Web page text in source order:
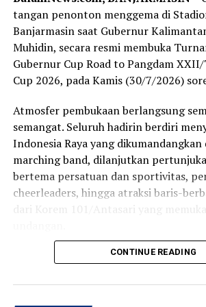
Sementara itu, Kapala Sub Bidang
Kelembaban, Pemerintahan,
Badan Kesbangpol Provinsi Kalsel,
mengatakan, dana bantuan diberikan
parpol tahun ini mengalami kenaikan
menjadi Rp10.000 per suara perolehan
2024. [adv/adpim]
Post Views: 17
Sebarkan
Facebook
Messenger 0 Twitter
tangan penonton menggema di
Banjarmasin saat Gubernur
Muhidin, secara resmi membuka
Gubernur Cup Road to Pangdam
Cup 2026, pada Kamis (30/7/2026)
Atmosfer pembukaan berlangsung
semangat. Seluruh hadirin berdiri
Indonesia Raya yang
marching band, dilanjutkan
bertema persatuan dan sportivitas,
cheerleaders, hingga atraksi baris-
dari Korem 101/Antasari yang
Momen semakin khidmat ketika
anak-anak ke arena stadion sebagai
CONTINUE READING